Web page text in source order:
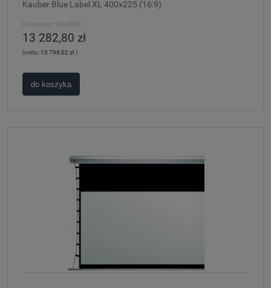
Kauber Blue Label XL 400x225 (16:9)
Producent: KAUBER
13 282,80 zł
(netto: 10 799,02 zł)
do koszyka